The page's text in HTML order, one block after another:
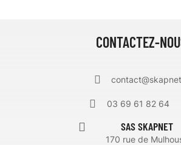
CONTACTEZ-
03 69 61 82 64
SAS SKAPNET
170 rue de